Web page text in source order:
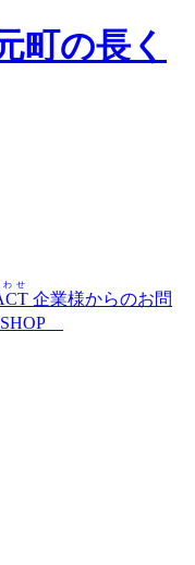
せ
企業様からのお問